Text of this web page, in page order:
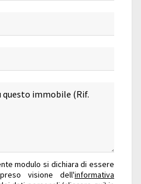
modulo si dichiara di essere
visione dell'informativa